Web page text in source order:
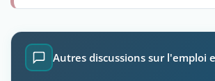
Autres discussions sur l'emploi